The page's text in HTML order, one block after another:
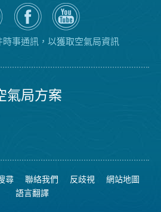
瀏
覽
氣
局
的
空
氣
局
YouTube
頻
道
事通訊，以獲取空氣局資訊
氣局方案
空
日
網
站
8774
可
燃
燒
尋 聯絡我們 反歧視
網站地圖
語言翻譯